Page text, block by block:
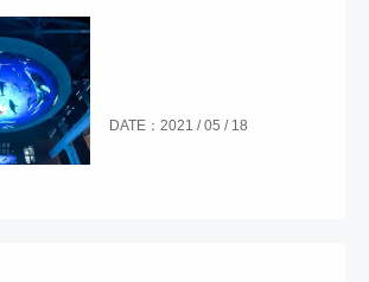
DATE：2021 / 05 / 18